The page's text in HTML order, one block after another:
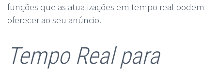
funções que as atualizações em tempo real podem
oferecer ao seu anúncio.
Tempo Real para